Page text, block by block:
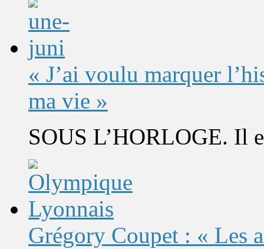
« J’ai voulu marquer
ma vie »
SOUS L’HORLOGE. Il
Grégory Coupet : « Les